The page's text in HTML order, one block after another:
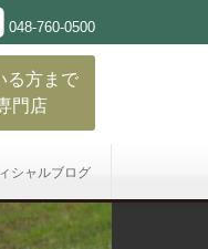
048-760-0500
る方まで
門店
シャルブログ